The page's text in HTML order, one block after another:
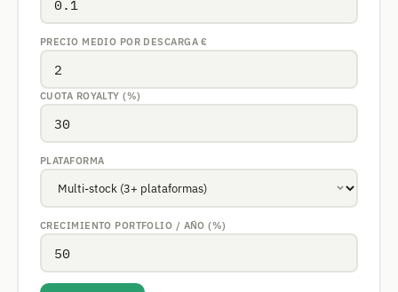
PRECIO MEDIO POR DESCARGA€
CUOTA ROYALTY (%)
PLATAFORMA
CRECIMIENTO PORTFOLIO / AÑO (%)